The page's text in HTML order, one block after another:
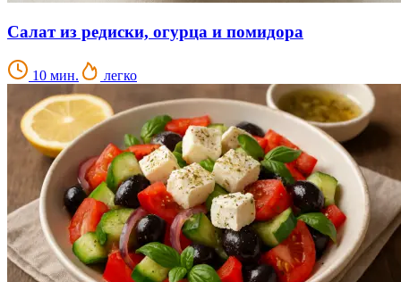
Салат из редиски, огурца и помидора
10 мин. легко